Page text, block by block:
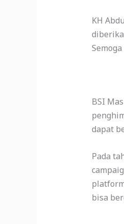
KH
BSI
dapat
Pada
bisa